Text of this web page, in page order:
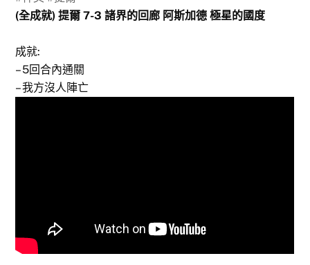
(全成就) 提爾 7-3 諸界的回廊 阿斯加德 極星的國度
成就:
– 5回合內通關
– 我方沒人陣亡